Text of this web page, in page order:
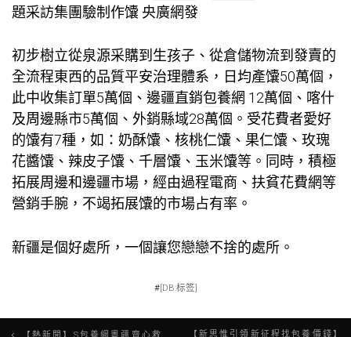
題采訪集團驗制作馕 央廣網發
初步樹立從泉源采購到生孩子、從倉儲物流到發賣的
全流程東西的品質平安治理體系，日均產馕50萬個，
此中收集訂單5萬個、邊疆直銷包養網 12萬個、喀什
及周邊縣市5萬個、外銷縣域28萬個。受花費者愛好
的馕有7種，如：奶酥馕、核桃仁馕、果仁馕、玫瑰
花醬馕、辣皮子馕、千層馕、玉米馕等。同時，積極
拓展周邊和邊疆市場，經由過程電商、扶貧花費網等
營銷手腕，不竭拓展馕的市場占有率。
新疆是個好處所，一個讓您戀戀不捨的處所。
#[DB:标签]
【新思惟引領新征程找包養價錢】